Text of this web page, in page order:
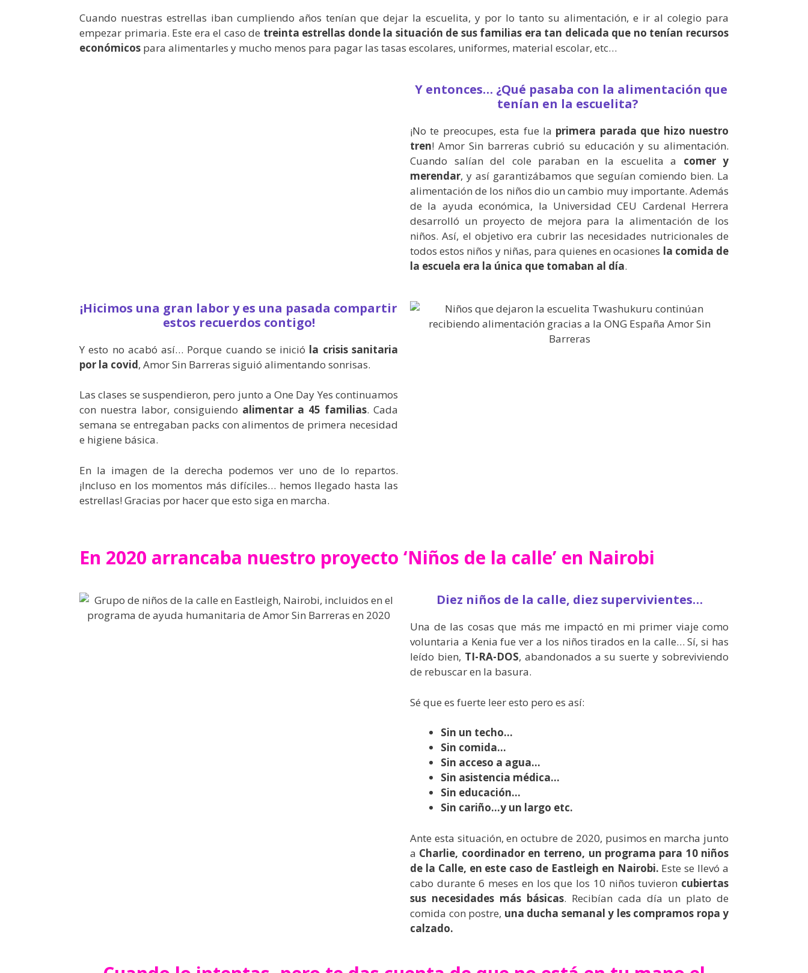
Cuando nuestras estrellas iban cumpliendo años tenían que dejar la escuelita, y por lo tanto su alimentación, e ir al colegio para
empezar primaria. Este era el caso de treinta estrellas donde la situación de sus familias era tan delicada que no tenían recursos
económicos para alimentarles y mucho menos para pagar las tasas escolares, uniformes, material escolar, etc…
Y entonces… ¿Qué pasaba con la alimentación que
tenían en la escuelita?
¡No te preocupes, esta fue la primera parada que hizo nuestro
tren! Amor Sin barreras cubrió su educación y su alimentación.
Cuando salían del cole paraban en la escuelita a comer y
merendar, y así garantizábamos que seguían comiendo bien. La
alimentación de los niños dio un cambio muy importante. Además
de la ayuda económica, la Universidad CEU Cardenal Herrera
desarrolló un proyecto de mejora para la alimentación de los
niños. Así, el objetivo era cubrir las necesidades nutricionales de
todos estos niños y niñas, para quienes en ocasiones la comida de
la escuela era la única que tomaban al día.
¡Hicimos una gran labor y es una pasada compartir
estos recuerdos contigo!
Y esto no acabó así… Porque cuando se inició la crisis sanitaria
por la covid, Amor Sin Barreras siguió alimentando sonrisas.
Las clases se suspendieron, pero junto a One Day Yes continuamos
con nuestra labor, consiguiendo alimentar a 45 familias. Cada
semana se entregaban packs con alimentos de primera necesidad
e higiene básica.
En la imagen de la derecha podemos ver uno de lo repartos.
¡Incluso en los momentos más difíciles… hemos llegado hasta las
estrellas! Gracias por hacer que esto siga en marcha.
En 2020 arrancaba nuestro proyecto ‘Niños de la calle’ en Nairobi
Diez niños de la calle, diez supervivientes…
Una de las cosas que más me impactó en mi primer viaje como
voluntaria a Kenia fue ver a los niños tirados en la calle… Sí, si has
leído bien, TI-RA-DOS, abandonados a su suerte y sobreviviendo
de rebuscar en la basura.
Sé que es fuerte leer esto pero es así:
Sin un techo…
Sin comida…
Sin acceso a agua…
Sin asistencia médica…
Sin educación…
Sin cariño…y un largo etc.
Ante esta situación, en octubre de 2020, pusimos en marcha junto
a Charlie, coordinador en terreno, un programa para 10 niños
de la Calle, en este caso de Eastleigh en Nairobi. Este se llevó a
cabo durante 6 meses en los que los 10 niños tuvieron cubiertas
sus necesidades más básicas. Recibían cada día un plato de
comida con postre, una ducha semanal y les compramos ropa y
calzado.